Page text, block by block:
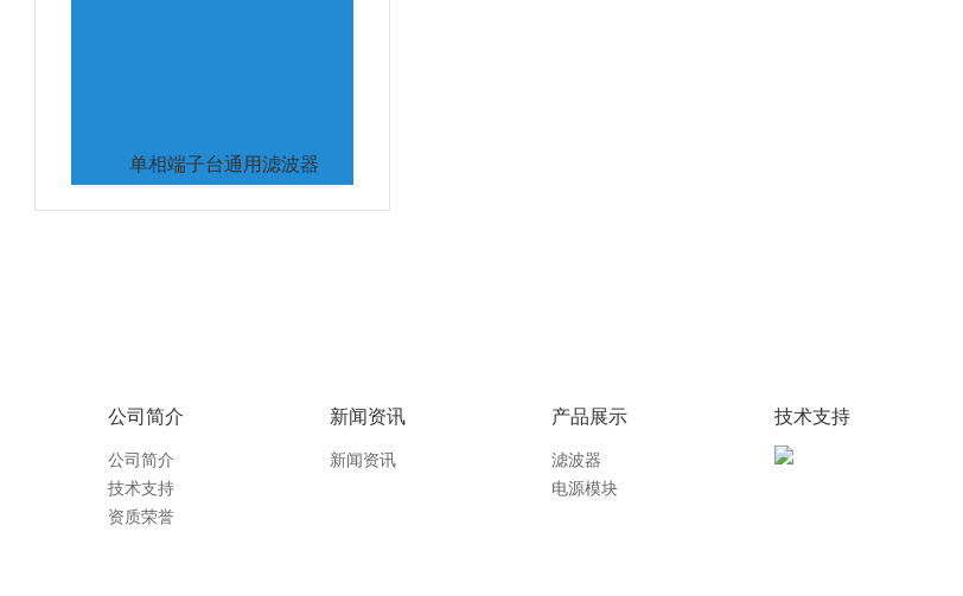
单相端子台通用滤波器
公司简介
公司简介
技术支持
资质荣誉
新闻资讯
新闻资讯
产品展示
滤波器
电源模块
技术支持